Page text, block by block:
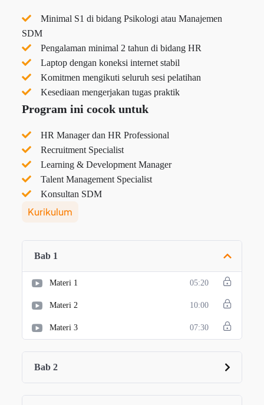
Minimal S1 di bidang Psikologi atau Manajemen
SDM
Pengalaman minimal 2 tahun di bidang HR
Laptop dengan koneksi internet stabil
Komitmen mengikuti seluruh sesi pelatihan
Kesediaan mengerjakan tugas praktik
Program ini cocok untuk
HR Manager dan HR Professional
Recruitment Specialist
Learning & Development Manager
Talent Management Specialist
Konsultan SDM
Kurikulum
Bab 1
Materi 1 05:20
Materi 2 10:00
Materi 3 07:30
Bab 2